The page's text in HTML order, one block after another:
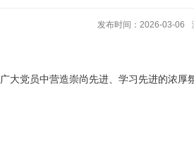
发布时间：2026-03-06
大党员中营造崇尚先进、学习先进的浓